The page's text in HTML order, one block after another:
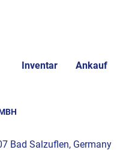
Inventar Ankauf
Bad Salzuflen, Germany